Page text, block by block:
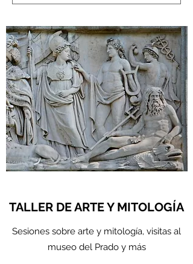
TALLER DE ARTE Y MITOLOGÍA
Sesiones sobre arte y mitología, visitas al
museo del Prado y más